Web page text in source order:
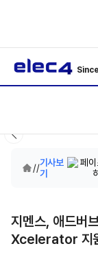
//기사보
기
지멘스, 애드버
Xcelerator 지